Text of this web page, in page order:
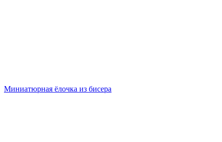
Миниатюрная ёлочка из бисера